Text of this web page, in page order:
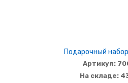
Подарочный
Артикул:
На складе: